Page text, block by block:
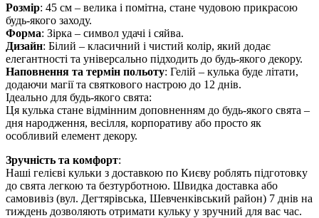
Розмір: 45 см – велика і помітна, стане чудовою прикрасою
будь-якого заходу.
Форма: Зірка – символ удачі і сяйва.
Дизайн: Білий – класичний і чистий колір, який додає
елегантності та універсально підходить до будь-якого декору.
Наповнення та термін польоту: Гелій – кулька буде літати,
додаючи магії та святкового настрою до 12 днів.
Ідеально для будь-якого свята:
Ця кулька стане відмінним доповненням до будь-якого свята –
дня народження, весілля, корпоративу або просто як
особливий елемент декору.
Зручність та комфорт:
Наші гелієві кульки з доставкою по Києву роблять підготовку
до свята легкою та безтурботною. Швидка доставка або
самовивіз (вул. Дегтярівська, Шевченківський район) 7 днів на
тиждень дозволяють отримати кульку у зручний для вас час.